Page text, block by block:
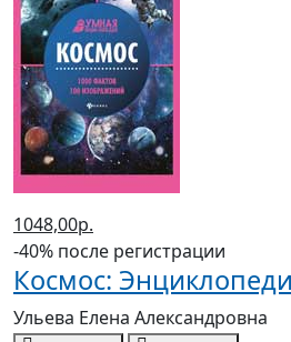
1048,00р.
-40% после регистрации
Космос: Энциклопедия
Ульева Елена Александровна
В корзину
В корзине